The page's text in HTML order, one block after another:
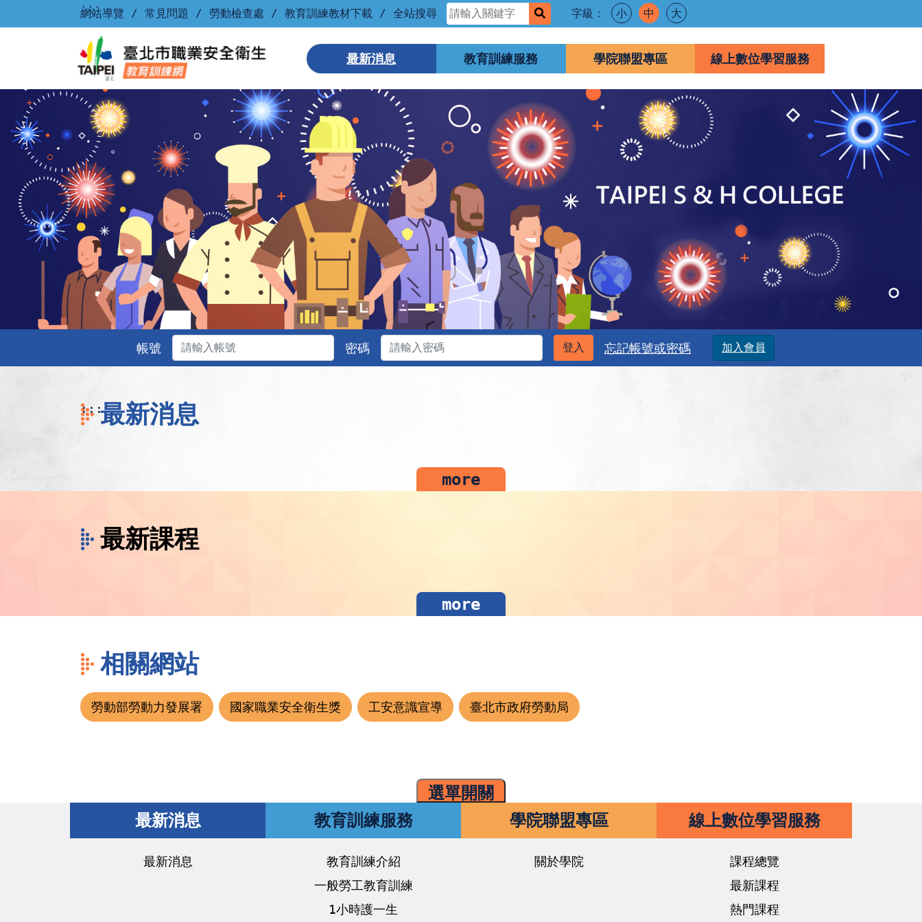
首頁內容已載入完成。
:::
網站導覽 / 常見問題 / 勞動檢查處 / 教育訓練教材下載 / 全站搜尋 字級： 小 中 大
臺北市勞工安全衛生教育訓練資訊服務平臺
最新消息 教育訓練服務 學院聯盟專區 線上數位學習服務
帳號 密碼 登入 忘記帳號或密碼 加入會員
:::最新消息
more
最新課程
more
相關網站
勞動部勞動力發展署 國家職業安全衛生獎 工安意識宣導 臺北市政府勞動局
選單開關
最新消息
最新消息
教育訓練服務
教育訓練介紹
一般勞工教育訓練
1小時護一生
學院聯盟專區
關於學院
線上數位學習服務
課程總覽
最新課程
熱門課程